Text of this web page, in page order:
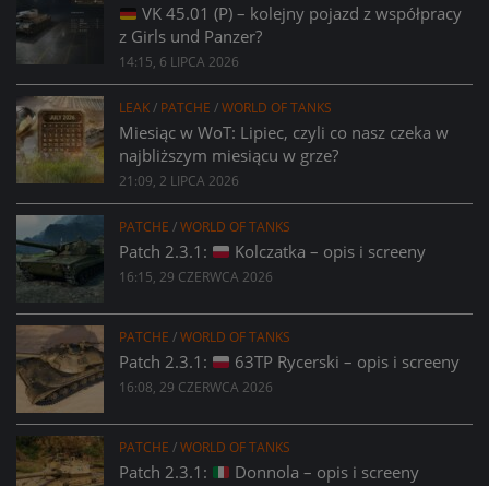
VK 45.01 (P) – kolejny pojazd z współpracy
z Girls und Panzer?
14:15, 6 LIPCA 2026
LEAK/ PATCHE /WORLD OF TANKS
Miesiąc w WoT: Lipiec, czyli co nasz czeka w
najbliższym miesiącu w grze?
21:09, 2 LIPCA 2026
PATCHE /WORLD OF TANKS
Patch 2.3.1: Kolczatka – opis i screeny
16:15, 29 CZERWCA 2026
PATCHE /WORLD OF TANKS
Patch 2.3.1: 63TP Rycerski – opis i screeny
16:08, 29 CZERWCA 2026
PATCHE /WORLD OF TANKS
Patch 2.3.1: Donnola – opis i screeny